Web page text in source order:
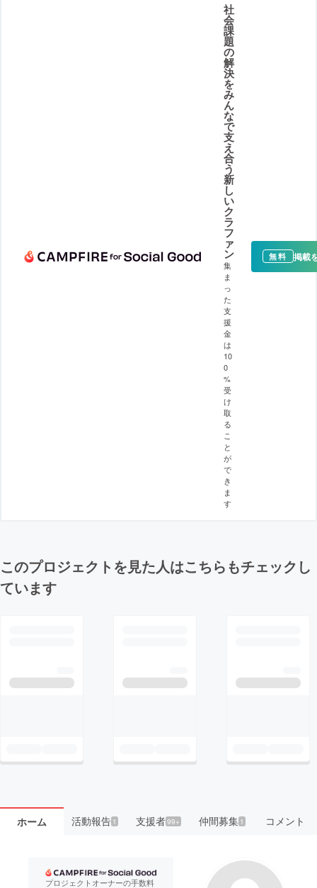
社
会
課
題
の
解
決
を
み
ん
な
で
支
え
合
う
新
し
い
ク
ラ
フ
ァ
ン
集
ま
っ
た
支
援
金
は
10
0
%
受
け
取
る
こ
と
が
で
き
ま
す
無料 掲載
このプロジェクトを見た人はこちらもチェックし
ています
ホーム 活動報告1 支援者99+ 仲間募集 1 コメント
プロジェクトオーナーの手数料